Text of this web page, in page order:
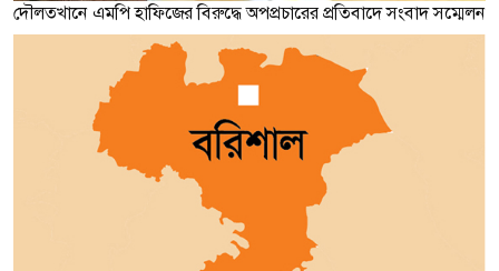
দৌলতখানে এমপি হাফিজের বিরুদ্ধে অপপ্রচারের প্রতিবাদে সংবাদ সম্মেলন